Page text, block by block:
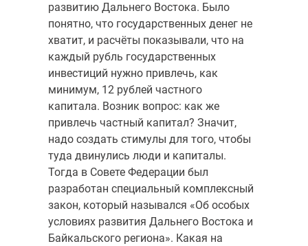
развитию Дальнего Востока. Было
понятно, что государственных денег не
хватит, и расчёты показывали, что на
каждый рубль государственных
инвестиций нужно привлечь, как
минимум, 12 рублей частного
капитала. Возник вопрос: как же
привлечь частный капитал? Значит,
надо создать стимулы для того, чтобы
туда двинулись люди и капиталы.
Тогда в Совете Федерации был
разработан специальный комплексный
закон, который назывался «Об особых
условиях развития Дальнего Востока и
Байкальского региона». Какая на